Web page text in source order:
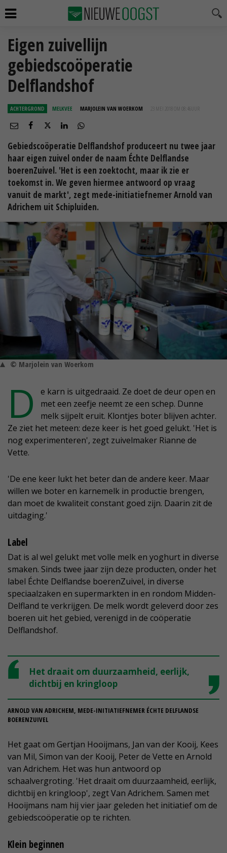
Eigen zuivellijn
gebiedscoöperatie
Delflandshof
ACHTERGROND MELKVEE MARJOLEIN VAN WOERKOM 23 MEI 2018 OM 08:46
Gebiedscoöperatie Delflandshof produceert nu twee jaar
haar eigen zuivel onder de naam Échte Delflandse
boerenZuivel. 'Het is een zoektocht, maar ik zie er
toekomst in. We geven hiermee antwoord op vraag
vanuit de markt', zegt mede-initiatiefnemer Arnold van
Adrichem uit Schipluiden.
© Marjolein van Woerkom
D
e karn is uitgedraaid. Ze doet de deur open en
met een zeefje neemt ze een schep. Dunne
melk sijpelt eruit. Klontjes boter blijven achter.
Ze ziet het meteen: deze keer is het goed gelukt. 'Het is
nog experimenteren', zegt zuivelmaker Rianne de
Vette.
'De ene keer lukt het beter dan de andere keer. Maar
willen we boter en karnemelk in productie brengen,
dan moet de kwaliteit constant goed zijn. Daarin zit de
uitdaging.'
Label
Dat is al wel gelukt met volle melk en yoghurt in diverse
smaken. Sinds twee jaar zijn deze producten, onder het
label Échte Delflandse boerenZuivel, in diverse
speciaalzaken en supermarkten in en rondom Midden-
Delfland te verkrijgen. De melk wordt geleverd door zes
boeren uit het gebied, verenigd in de coöperatie
Delflandshof.
Het draait om duurzaamheid, eerlijk,
dichtbij en kringloop
ARNOLD VAN ADRICHEM, MEDE-INITIATIEFNEMER ÉCHTE DELFLANDSE
BOERENZUIVEL
Het gaat om Gertjan Hooijmans, Jan van der Kooij, Kees
van Mil, Simon van der Kooij, Peter de Vette en Arnold
van Adrichem. Het was hun antwoord op
schaalvergroting. 'Het draait om duurzaamheid, eerlijk,
dichtbij en kringloop', zegt Van Adrichem. Samen met
Hooijmans nam hij vier jaar geleden het initiatief om de
gebiedscoöperatie op te richten.
Klein beginnen